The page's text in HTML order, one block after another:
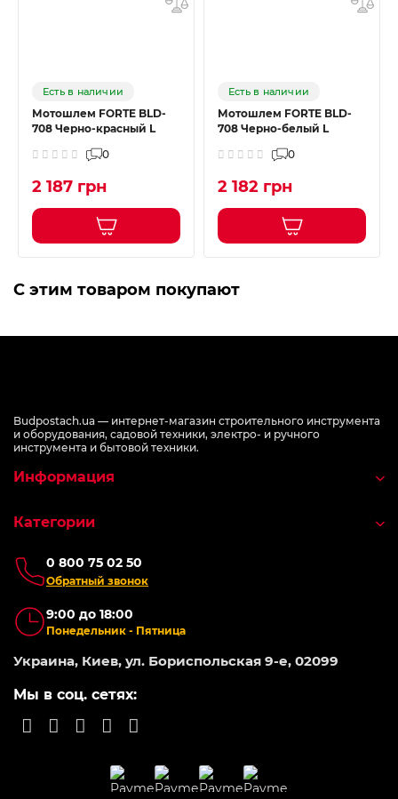
Есть в наличии
Мотошлем FORTE BLD-
708 Черно-красный L
0
2 187 грн
Есть в наличии
Мотошлем FORTE BLD-
708 Черно-белый L
0
2 182 грн
С этим товаром покупают
Budpostach.ua — интернет-магазин строительного инструмента
и оборудования, садовой техники, электро- и ручного
инструмента и бытовой техники.
0 800 75 02 50
Обратный звонок
9:00 до 18:00
Понедельник - Пятница
Украина, Киев, ул. Бориспольская 9-е, 02099
Мы в соц. сетях:
Информация
Категории